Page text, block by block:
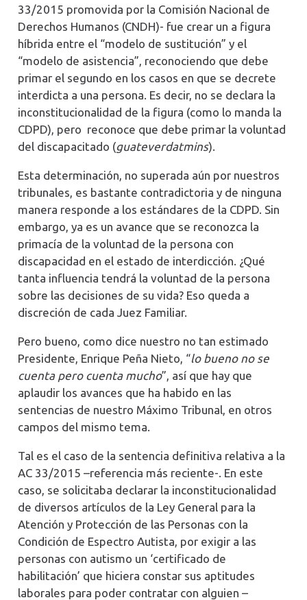
33/2015 promovida por la Comisión Nacional de
Derechos Humanos (CNDH)- fue crear un a figura
híbrida entre el “modelo de sustitución” y el
“modelo de asistencia”, reconociendo que debe
primar el segundo en los casos en que se decrete
interdicta a una persona. Es decir, no se declara la
inconstitucionalidad de la figura (como lo manda la
CDPD), pero reconoce que debe primar la voluntad
del discapacitado (guateverdatmins).
Esta determinación, no superada aún por nuestros
tribunales, es bastante contradictoria y de ninguna
manera responde a los estándares de la CDPD. Sin
embargo, ya es un avance que se reconozca la
primacía de la voluntad de la persona con
discapacidad en el estado de interdicción. ¿Qué
tanta influencia tendrá la voluntad de la persona
sobre las decisiones de su vida? Eso queda a
discreción de cada Juez Familiar.
Pero bueno, como dice nuestro no tan estimado
Presidente, Enrique Peña Nieto, “lo bueno no se
cuenta pero cuenta mucho”, así que hay que
aplaudir los avances que ha habido en las
sentencias de nuestro Máximo Tribunal, en otros
campos del mismo tema.
Tal es el caso de la sentencia definitiva relativa a la
AC 33/2015 –referencia más reciente-. En este
caso, se solicitaba declarar la inconstitucionalidad
de diversos artículos de la Ley General para la
Atención y Protección de las Personas con la
Condición de Espectro Autista, por exigir a las
personas con autismo un ‘certificado de
habilitación’ que hiciera constar sus aptitudes
laborales para poder contratar con alguien –